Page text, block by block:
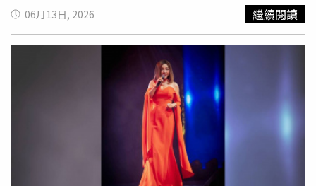
福容大飯店：一券暢遊全台＋外島，跟著福容去旅行！聯合
住宿券最低2,815元起；舌尖上的假期 主廚美饌隨心自由
配！「福容美食通用券」最低1,067元起！麗星郵輪探索星
「買4晚享5晚」、「第3人0元」優惠齊發。（圖／麗星
郵輪提供）麗星郵輪：麗星郵輪 2.0於夏季旅展期間，首度
秋季航程優惠「買4晚享5晚」、夏季航程「第
3人0元」、全台唯一郵輪敬老優惠及「The Palace 皇宮」
套房體驗價第 2 人半價等多重優惠；星夢郵輪雲頂夢號也將
同步加入旅展促銷，推出新加坡出發航程，同房第2~4人艙
房費只要10元。雄獅集團：東南亞挪威郵輪翡翠號14日，
獨家贈雙人台北-香港單程機票＋住宿，香港上船、新加坡
只能一直忍著情緒。在唱《城裡的月光》前，她在台上感性
告白：「我又失去一個很好的朋友，大家應該都有看新聞，
他是一個非常溫暖非常棒的人 ，我想了很多天，這首歌很
適合送給他。」當音樂響起的那一刻，王瞳積壓多日的情感
瞬間湧上，她在台上哽咽表示：「本來不想哭的，想把這首
歌送給他，把這幾天的思念傳達出去。」王瞳邊唱邊哭，一
度唱不下去。雖然自嘲「平常唱歌就已經不好聽了，哭了以
後變得更不好聽」，但王瞳真誠的情感與淚水，打動現場觀
眾。王瞳感性地表示，這次的演出機會，讓她能有一個宣洩
的出口，把壓抑的情緒釋放出來，等郵輪行程結束，一回到
台北，她就會立刻安排時間去傅子純靈堂，親自向他好好道
06月13日, 2026 繼續閱讀